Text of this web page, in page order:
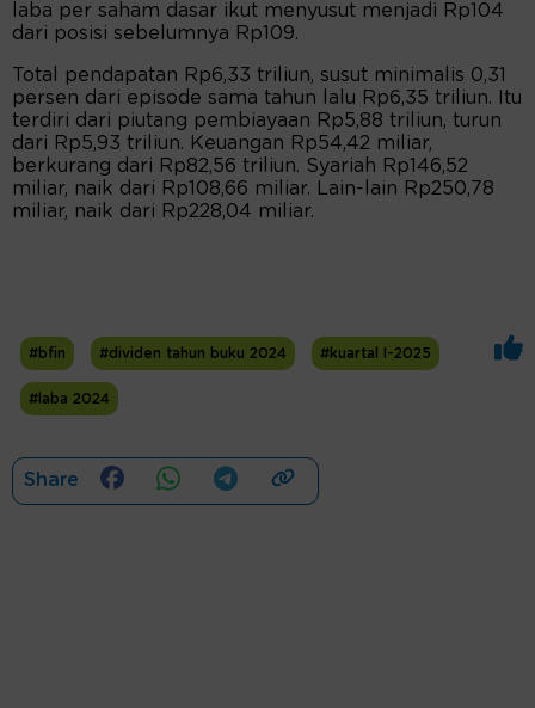
laba per saham dasar ikut menyusut menjadi Rp104
dari posisi sebelumnya Rp109.
Total pendapatan Rp6,33 triliun, susut minimalis 0,31
persen dari episode sama tahun lalu Rp6,35 triliun. Itu
terdiri dari piutang pembiayaan Rp5,88 triliun, turun
dari Rp5,93 triliun. Keuangan Rp54,42 miliar,
berkurang dari Rp82,56 triliun. Syariah Rp146,52
miliar, naik dari Rp108,66 miliar. Lain-lain Rp250,78
miliar, naik dari Rp228,04 miliar.
#bfin #dividen tahun buku 2024 #kuartal I-2025
#laba 2024
Share